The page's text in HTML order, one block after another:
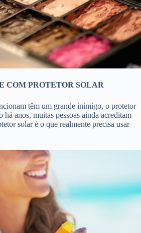
COM PROTETOR SOLAR
têm um grande inimigo, o protetor
há anos, muitas pessoas ainda acreditam
solar é o que realmente precisa usar